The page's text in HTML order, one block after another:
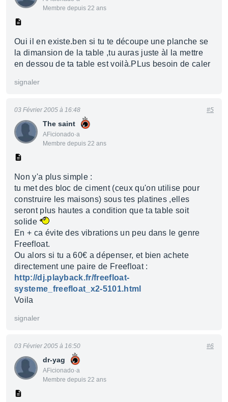
Membre depuis 22 ans
Oui il en existe.ben si tu te découpe une planche se
la dimansion de la table ,tu auras juste àl la mettre
en dessou de ta table est voilà.PLus besoin de caler
signaler
The saint
AFicionado·a
Membre depuis 22 ans
03 Février 2005 à 16:48 #5
Non y'a plus simple :
tu met des bloc de ciment (ceux qu'on utilise pour
construire les maisons) sous tes platines ,elles
seront plus hautes a condition que ta table soit
solide
En + ca évite des vibrations un peu dans le genre
Freefloat.
Ou alors si tu a 60€ a dépenser, et bien achete
directement une paire de Freefloat :
http://dj.playback.fr/freefloat-
systeme_freefloat_x2-5101.html
Voila
signaler
dr-yag
AFicionado·a
Membre depuis 22 ans
03 Février 2005 à 16:50 #6